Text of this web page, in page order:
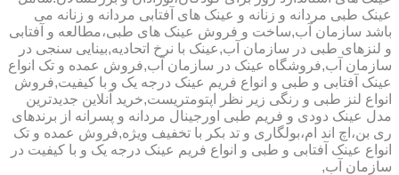
عینک طبی مردانه و زنانه و عینک های آفتابی مردانه و زنانه می
باشد سازمان آب,ساخت و فروش عینک های طبی،مطالعه و آفتابی
و لنزهای طبی در سازمان آب,عینک با نرخ اتحادیه,بینایی سنجی در
سازمان آب,فروشگاه عینک در سازمان آب,فروش عمده و تک انواع
عینک آفتابی و طبی و انواع فریم عینک درجه یک و با کیفیت,فروش
انواع لنز طبی و رنگی زیر نظر اپتومتریست,خرید آنلاین جدیدترین
مدل عینک دودی و فریم طبی اورجینال مردانه و پسرانه از برندهای
ری بن،اچ اند ام،بولگاری و تد بکر با تخفیف ویژه,فروش عمده و تک
انواع عینک آفتابی و طبی و انواع فریم عینک درجه یک و با کیفیت در
سازمان آب,